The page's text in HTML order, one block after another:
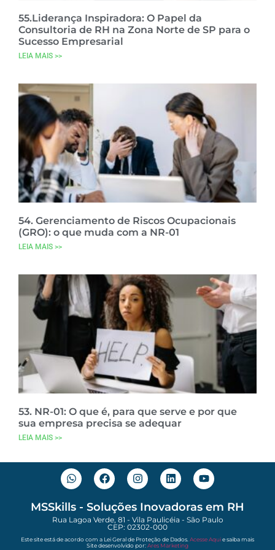
55.Liderança Inspiradora: O Papel da
Consultoria de RH na Zona Norte de SP para o
Sucesso Empresarial
LEIA MAIS >>
54. Gerenciamento de Riscos Ocupacionais
(GRO): o que muda com a NR-01
LEIA MAIS >>
53. NR-01: O que é, para que serve e por que
sua empresa precisa se adequar
LEIA MAIS >>
MSSkills - Soluções Inovadoras em RH
Rua Lagoa Verde, 81 - Vila Paulicéia - São Paulo
CEP: 02302-000
Este site está de acordo com a Lei Geral de Proteção de Dados. Acesse Aquie saiba mais
Site desenvolvido por:Ares Marketing